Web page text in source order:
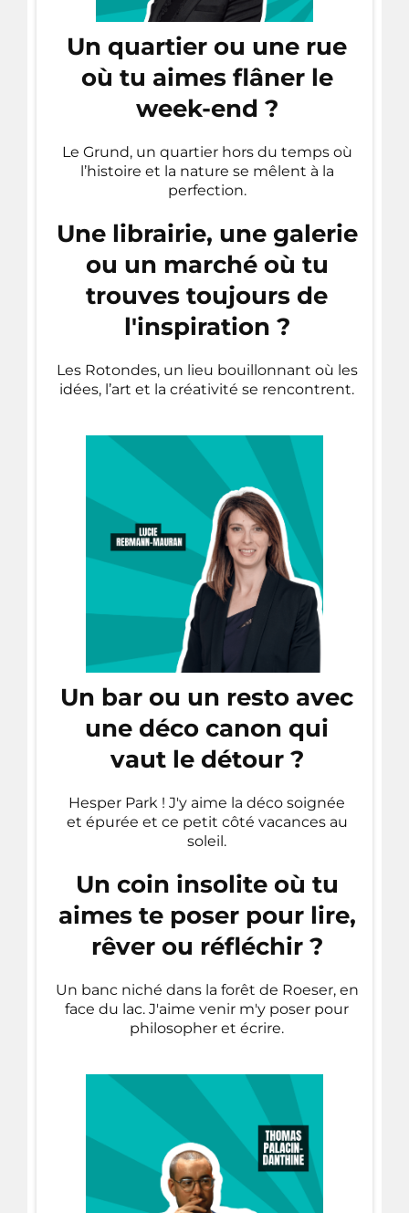
Un quartier ou une rue
où tu aimes flâner le
week-end ?
Le Grund, un quartier hors du temps où
l’histoire et la nature se mêlent à la
perfection.
Une librairie, une galerie
ou un marché où tu
trouves toujours de
l'inspiration ?
Les Rotondes, un lieu bouillonnant où les
idées, l’art et la créativité se rencontrent.
Un bar ou un resto avec
une déco canon qui
vaut le détour ?
Hesper Park ! J'y aime la déco soignée
et épurée et ce petit côté vacances au
soleil.
Un coin insolite où tu
aimes te poser pour lire,
rêver ou réfléchir ?
Un banc niché dans la forêt de Roeser, en
face du lac. J'aime venir m'y poser pour
philosopher et écrire.